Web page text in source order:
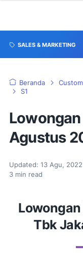
SALES & MARKETING
Beranda
S1
Agustus
Updated: 13 Agu, 2022
3 min read
Lowongan
Tbk